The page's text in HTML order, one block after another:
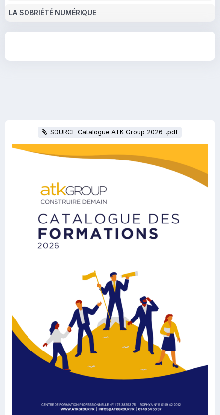
LA SOBRIÉTÉ NUMÉRIQUE
SOURCE Catalogue ATK Group 2026 ..pdf